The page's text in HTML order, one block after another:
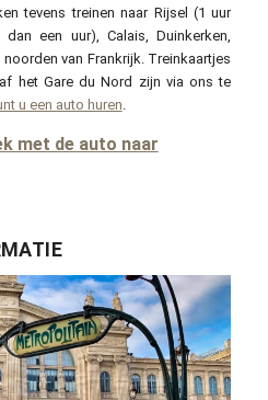
tevens treinen naar Rijsel (1 uur
een uur), Calais, Duinkerken,
van Frankrijk. Treinkaartjes
het Gare du Nord zijn via ons te
u een auto huren.
met de auto naar